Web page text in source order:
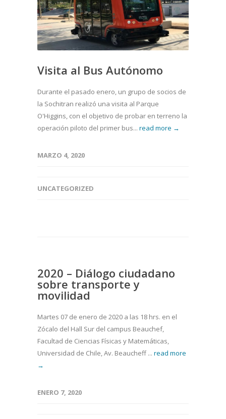
Visita al Bus Autónomo
Durante el pasado enero, un grupo de socios de
la Sochitran realizó una visita al Parque
O'Higgins, con el objetivo de probar en terreno la
operación piloto del primer bus... read more →
MARZO 4, 2020
UNCATEGORIZED
2020 – Diálogo ciudadano
sobre transporte y
movilidad
Martes 07 de enero de 2020 a las 18 hrs. en el
Zócalo del Hall Sur del campus Beauchef,
Facultad de Ciencias Físicas y Matemáticas,
Universidad de Chile, Av. Beaucheff ... read more
→
ENERO 7, 2020